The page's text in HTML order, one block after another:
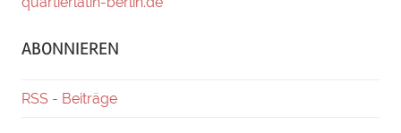
ABONNIEREN
RSS - Beiträge